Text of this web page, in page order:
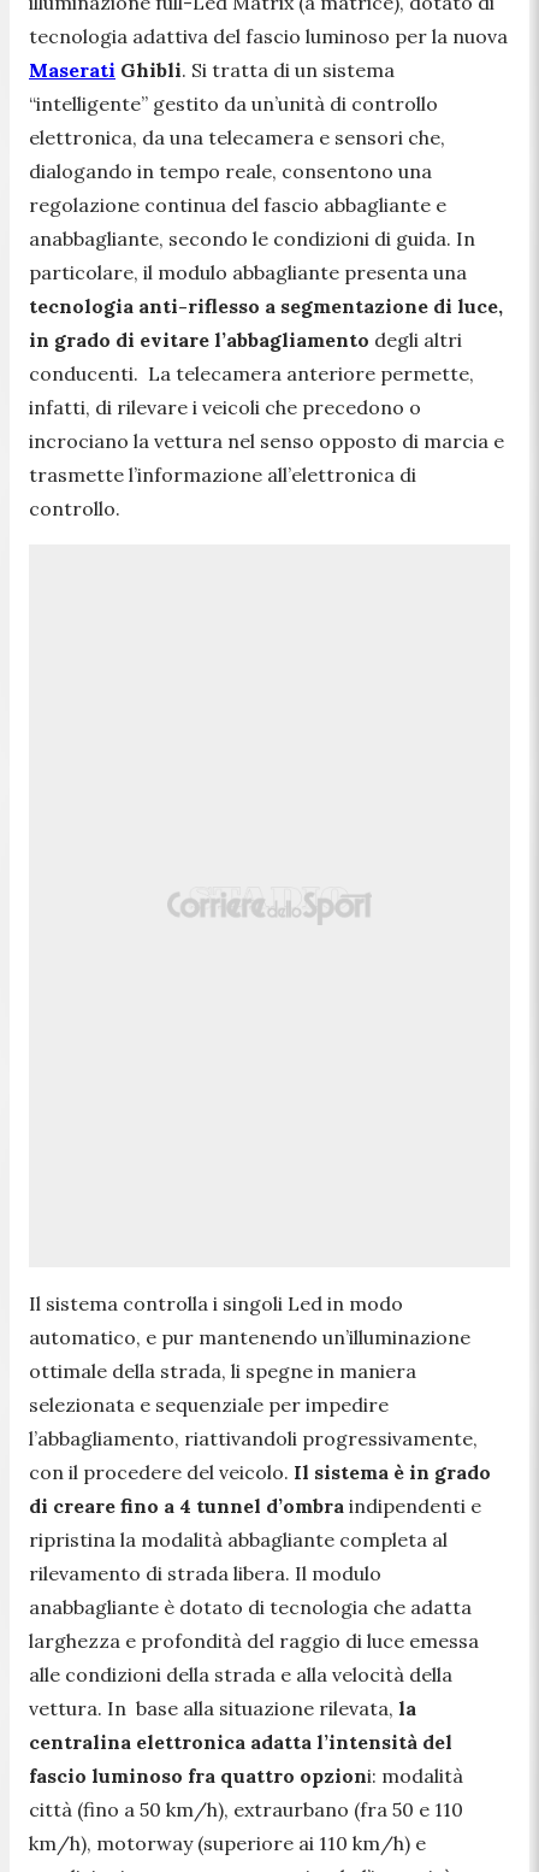
tecnologia adattiva del fascio luminoso per la nuova
Maserati Ghibli. Si tratta di un sistema
“intelligente” gestito da un’unità di controllo
elettronica, da una telecamera e sensori che,
dialogando in tempo reale, consentono una
regolazione continua del fascio abbagliante e
anabbagliante, secondo le condizioni di guida. In
particolare, il modulo abbagliante presenta una
tecnologia anti-riflesso a segmentazione di luce,
in grado di evitare l’abbagliamento degli altri
conducenti. La telecamera anteriore permette,
infatti, di rilevare i veicoli che precedono o
incrociano la vettura nel senso opposto di marcia e
trasmette l’informazione all’elettronica di
controllo.
Il sistema controlla i singoli Led in modo
automatico, e pur mantenendo un’illuminazione
ottimale della strada, li spegne in maniera
selezionata e sequenziale per impedire
l’abbagliamento, riattivandoli progressivamente,
con il procedere del veicolo. Il sistema è in grado
di creare fino a 4 tunnel d’ombra indipendenti e
ripristina la modalità abbagliante completa al
rilevamento di strada libera. Il modulo
anabbagliante è dotato di tecnologia che adatta
larghezza e profondità del raggio di luce emessa
alle condizioni della strada e alla velocità della
vettura. In base alla situazione rilevata, la
centralina elettronica adatta l’intensità del
fascio luminoso fra quattro opzioni: modalità
città (fino a 50 km/h), extraurbano (fra 50 e 110
km/h), motorway (superiore ai 110 km/h) e